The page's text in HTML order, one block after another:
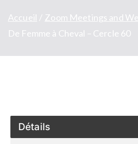
Accueil
Zoom Meetings and
De Femme à Cheval – Cercle 60
Détails